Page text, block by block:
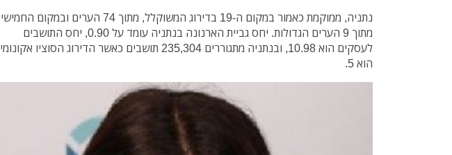
נתניה, ממוקמת כאמור במקום ה-19 בדירוג המשוקלל, מתוך 74 הערים ובמקום החמישי
מתוך 9 הערים הגדולות. יחס גביית הארנונה בנתניה עומד על 0.90, יחס התושבים
לעסקים הוא 10.98, ובנתניה מתגוררים 235,304 תושבים כאשר הדירוג הסוציו אקונומי
הוא 5.